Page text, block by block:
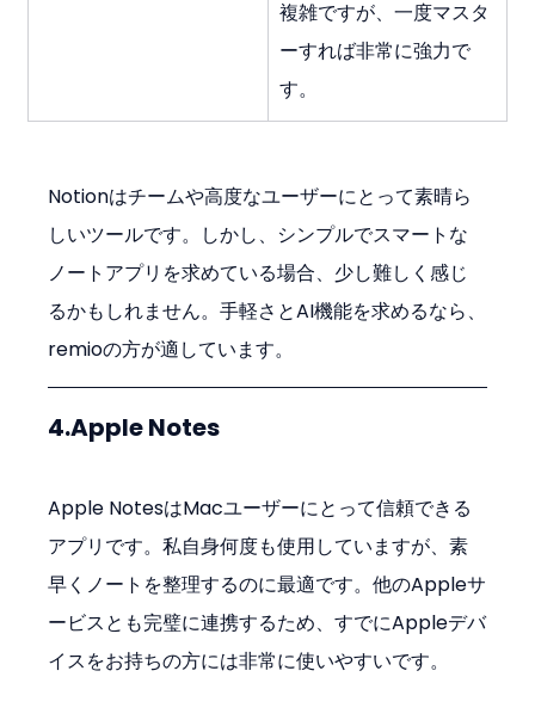
複雑ですが、一度マスタ
ーすれば非常に強力で
す。
Notionはチームや高度なユーザーにとって素晴ら
しいツールです。しかし、シンプルでスマートな
ノートアプリを求めている場合、少し難しく感じ
るかもしれません。手軽さとAI機能を求めるなら、
remioの方が適しています。
4.Apple Notes
Apple NotesはMacユーザーにとって信頼できる
アプリです。私自身何度も使用していますが、素
早くノートを整理するのに最適です。他のAppleサ
ービスとも完璧に連携するため、すでにAppleデバ
イスをお持ちの方には非常に使いやすいです。